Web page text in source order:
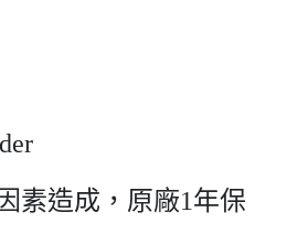
素造成，原廠1年保